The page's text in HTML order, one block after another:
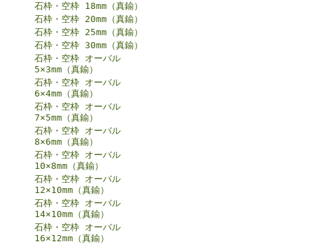
石枠・空枠 18mm（真鍮）
石枠・空枠 20mm（真鍮）
石枠・空枠 25mm（真鍮）
石枠・空枠 30mm（真鍮）
石枠・空枠 オーバル
5×3mm（真鍮）
石枠・空枠 オーバル
6×4mm（真鍮）
石枠・空枠 オーバル
7×5mm（真鍮）
石枠・空枠 オーバル
8×6mm（真鍮）
石枠・空枠 オーバル
10×8mm（真鍮）
石枠・空枠 オーバル
12×10mm（真鍮）
石枠・空枠 オーバル
14×10mm（真鍮）
石枠・空枠 オーバル
16×12mm（真鍮）